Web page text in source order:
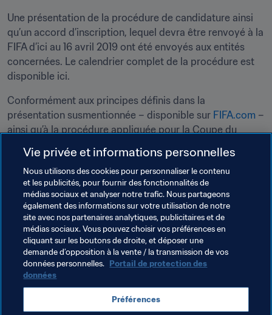
Une présentation de la procédure de candidature ainsi
qu’un accord d’inscription, lequel devra être renvoyé à la
FIFA d’ici au 16 avril 2019 ont été envoyés aux entités
concernées. Le calendrier complet de la procédure est
disponible ici.
Conformément aux principes définis dans la
présentation susmentionnée – disponible sur FIFA.com –
ainsi qu’à la procédure appliquée pour la Coupe du
cadre équitable et transparent, qui comprendra un
modèle d’évaluation clair et un engagement concret en
faveur du développement durable et des droits humains.
Tous les dossiers de candidature seront publiés dans
leur intégralité sur FIFA.com en octobre 2019.
En vertu des Statuts de la FIFA, il reviendra au Conseil de
la FIFA de désigner le ou les pays hôte(s) de la
compétition. Tel qu’indiqué dans le document de
présentation et confirmé par le Conseil lors de sa
récente séance à Miami, le résultat de chaque tour de
Vie privée et informations personnelles
Nous utilisons des cookies pour personnaliser le contenu
et les publicités, pour fournir des fonctionnalités de
médias sociaux et analyser notre trafic. Nous partageons
également des informations sur votre utilisation de notre
site avec nos partenaires analytiques, publicitaires et de
médias sociaux. Vous pouvez choisir vos préférences en
cliquant sur les boutons de droite, et déposer une
demande d’opposition à la vente / la transmission de vos
données personnelles. Portail de protection des
données
Préférences